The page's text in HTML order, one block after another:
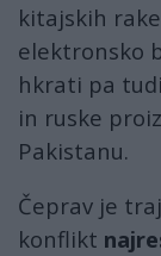
kitajskih
elektronsko
hkrati pa
in ruske
Pakistanu.
Čeprav je
konflikt